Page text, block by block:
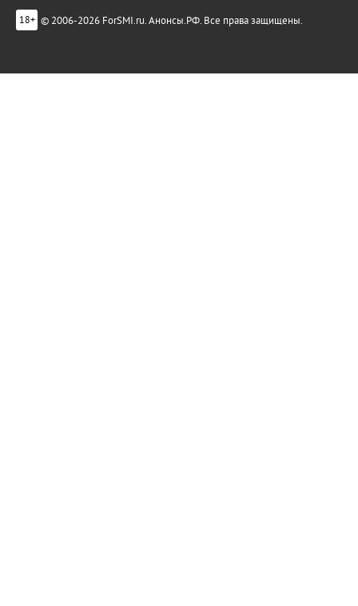
18+ © 2006-2026 ForSMI.ru. Анонсы.РФ. Все права защищены.